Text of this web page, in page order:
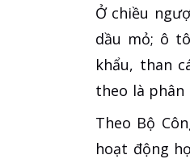
Ở chiều
dầu mỏ; ô
khẩu, than
theo là
Theo Bộ
hoạt động